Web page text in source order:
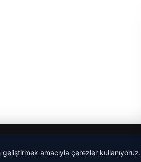
amacıyla çerezler kullanıyoruz.